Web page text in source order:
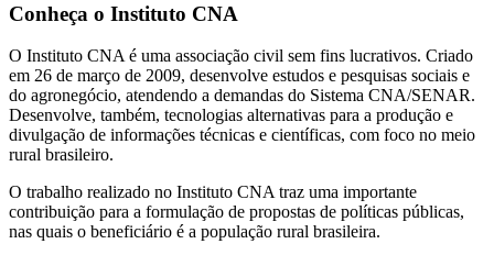
Conheça o Instituto CNA
O Instituto CNA é uma associação civil sem fins lucrativos. Criado
em 26 de março de 2009, desenvolve estudos e pesquisas sociais e
do agronegócio, atendendo a demandas do Sistema CNA/SENAR.
Desenvolve, também, tecnologias alternativas para a produção e
divulgação de informações técnicas e científicas, com foco no meio
rural brasileiro.
O trabalho realizado no Instituto CNA traz uma importante
contribuição para a formulação de propostas de políticas públicas,
nas quais o beneficiário é a população rural brasileira.